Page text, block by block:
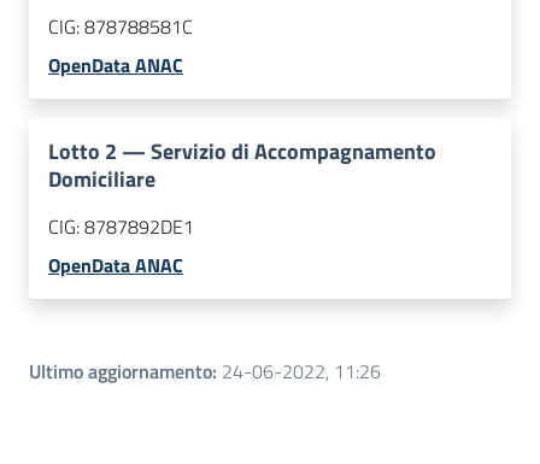
CIG:878788581C
OpenData ANAC
Lotto 2 —Servizio di Accompagnamento
Domiciliare
CIG:8787892DE1
OpenData ANAC
Ultimo aggiornamento: 24-06-2022, 11:26